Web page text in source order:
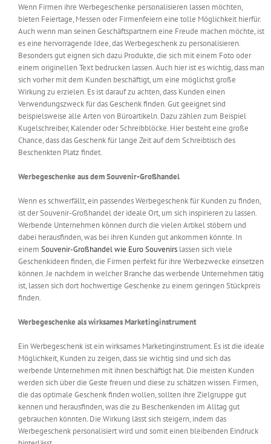
Wenn Firmen ihre Werbegeschenke personalisieren lassen möchten,
bieten Feiertage, Messen oder Firmenfeiern eine tolle Möglichkeit hierfür.
Auch wenn man seinen Geschäftspartnern eine Freude machen möchte, ist
es eine hervorragende Idee, das Werbegeschenk zu personalisieren.
Besonders gut eignen sich dazu Produkte, die sich mit einem Foto oder
einem originellen Text bedrucken lassen. Auch hier ist es wichtig, dass man
sich vorher mit dem Kunden beschäftigt, um eine möglichst große
Wirkung zu erzielen. Es ist darauf zu achten, dass Kunden einen
Verwendungszweck für das Geschenk finden. Gut geeignet sind
beispielsweise alle Arten von Büroartikeln. Dazu zählen zum Beispiel
Kugelschreiber, Kalender oder Schreibblöcke. Hier besteht eine große
Chance, dass das Geschenk für lange Zeit auf dem Schreibtisch des
Beschenkten Platz findet.
Werbegeschenke aus dem Souvenir-Großhandel
Wenn es schwerfällt, ein passendes Werbegeschenk für Kunden zu finden,
ist der Souvenir-Großhandel der ideale Ort, um sich inspirieren zu lassen.
Werbende Unternehmen können durch die vielen Artikel stöbern und
dabei herausfinden, was bei ihren Kunden gut ankommen könnte. In
einem Souvenir-Großhandel wie Euro Souvenirs lassen sich viele
Geschenkideen finden, die Firmen perfekt für ihre Werbezwecke einsetzen
können. Je nachdem in welcher Branche das werbende Unternehmen tätig
ist, lassen sich dort hochwertige Geschenke zu einem geringen Stückpreis
finden.
Werbegeschenke als wirksames Marketinginstrument
Ein Werbegeschenk ist ein wirksames Marketinginstrument. Es ist die ideale
Möglichkeit, Kunden zu zeigen, dass sie wichtig sind und sich das
werbende Unternehmen mit ihnen beschäftigt hat. Die meisten Kunden
werden sich über die Geste freuen und diese zu schätzen wissen. Firmen,
die das optimale Geschenk finden wollen, sollten ihre Zielgruppe gut
kennen und herausfinden, was die zu Beschenkenden im Alltag gut
gebrauchen könnten. Die Wirkung lässt sich steigern, indem das
Werbegeschenk personalisiert wird und somit einen bleibenden Eindruck